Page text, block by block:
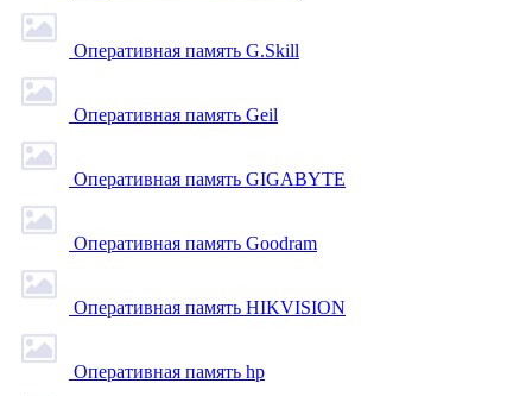
Оперативная память G.Skill
Оперативная память Geil
Оперативная память GIGABYTE
Оперативная память Goodram
Оперативная память HIKVISION
Оперативная память hp